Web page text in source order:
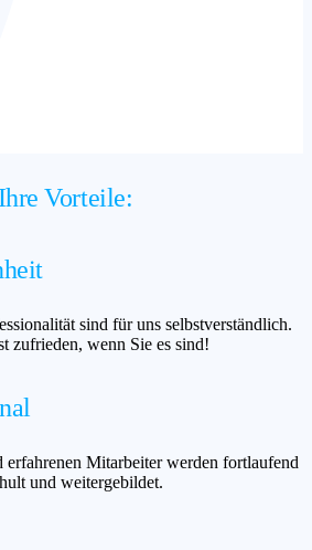
Ihre Vorteile:
sind für uns selbstverständlich.
zufrieden, wenn Sie es sind!
erfahrenen Mitarbeiter werden fortlaufend
und weitergebildet.